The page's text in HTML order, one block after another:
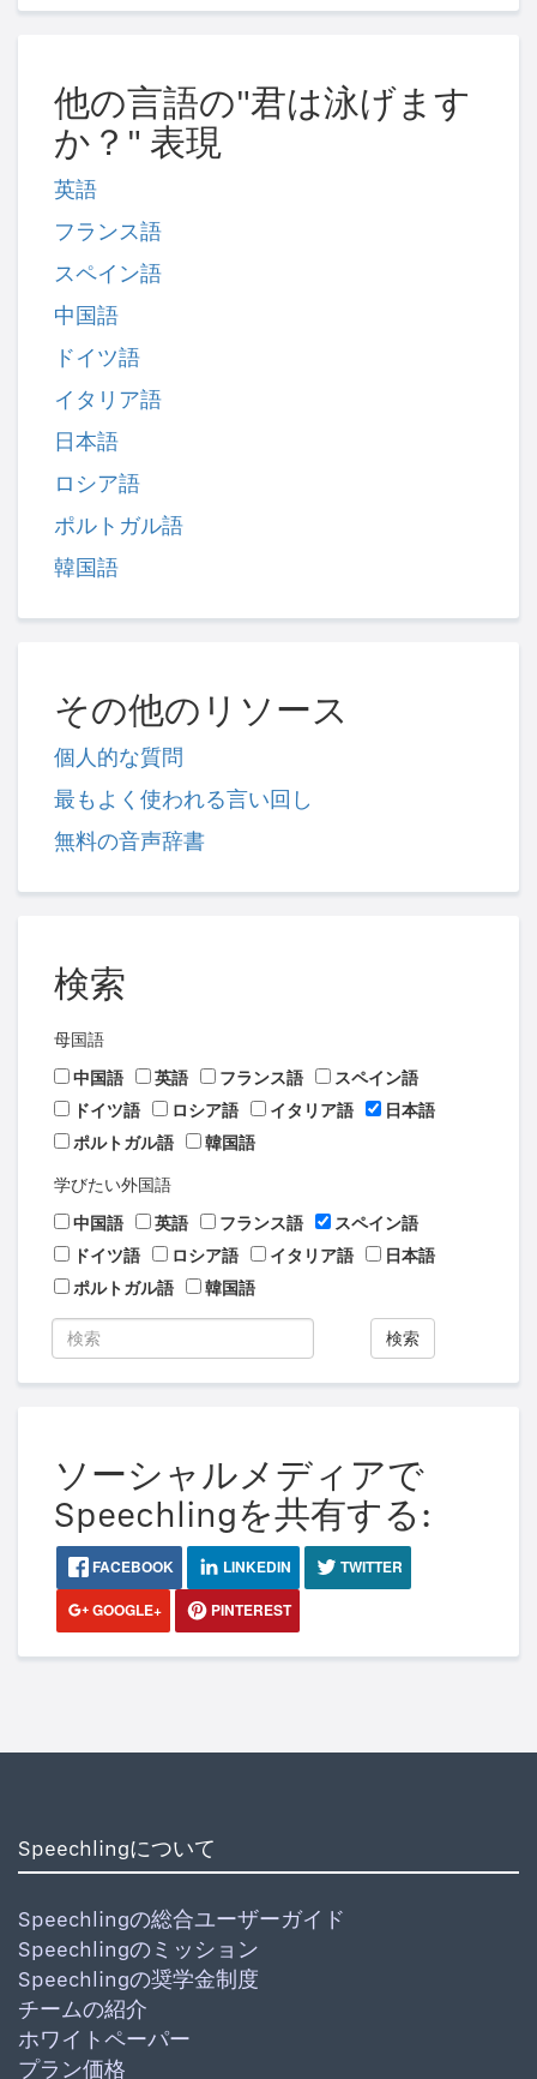
他の言語の"君は泳げます
か？" 表現
英語
フランス語
スペイン語
中国語
ドイツ語
イタリア語
日本語
ロシア語
ポルトガル語
韓国語
その他のリソース
個人的な質問
最もよく使われる言い回し
無料の音声辞書
検索
母国語
中国語
英語 フランス語
スペイン語
ドイツ語
ロシア語 イタリア語
日本語
ポルトガル語
韓国語
学びたい外国語
中国語
英語 フランス語
スペイン語
ドイツ語
ロシア語 イタリア語
日本語
ポルトガル語
韓国語
検索
ソーシャルメディアで
Speechlingを共有する:
FACEBOOK LINKEDIN
TWITTER
GOOGLE+
PINTEREST
Speechlingについて
Speechlingの総合ユーザーガイド
Speechlingのミッション
Speechlingの奨学金制度
チームの紹介
ホワイトペーパー
プラン価格